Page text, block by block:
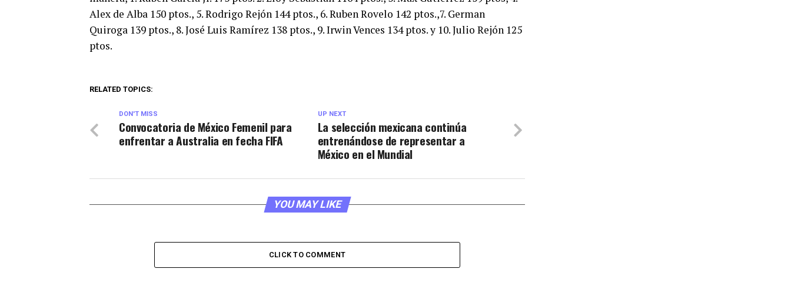
Alex de Alba 150 ptos., 5. Rodrigo Rejón 144 ptos., 6. Ruben Rovelo 142 ptos.,7. German
Quiroga 139 ptos., 8. José Luis Ramírez 138 ptos., 9. Irwin Vences 134 ptos. y 10. Julio Rejón 125
ptos.
RELATED TOPICS:
UP NEXT
La selección mexicana continúa
entrenándose de representar a
México en el Mundial
DON'T MISS
Convocatoria de México Femenil para
enfrentar a Australia en fecha FIFA
YOU MAY LIKE
CLICK TO COMMENT